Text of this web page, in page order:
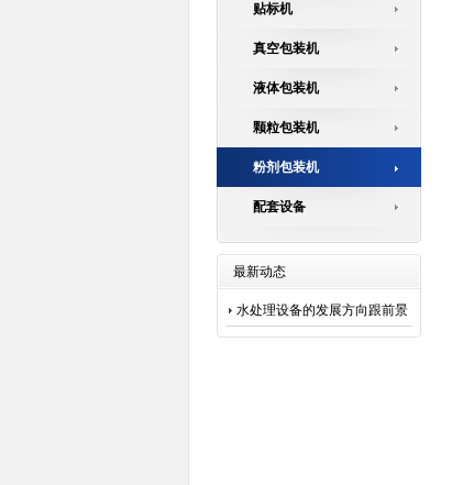
贴标机
真空包装机
液体包装机
颗粒包装机
粉剂包装机
配套设备
最新动态
水处理设备的发展方向跟前景